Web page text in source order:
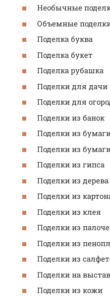
Необычные
Объемные
Поделка буква
Поделка букет
Поделка рубашка
Поделки для дачи
Поделки для
Поделки из банок
Поделки из
Поделки из
Поделки из гипса
Поделки из дерева
Поделки из
Поделки из клея
Поделки из
Поделки из
Поделки из
Поделки на
Поделки из кожи